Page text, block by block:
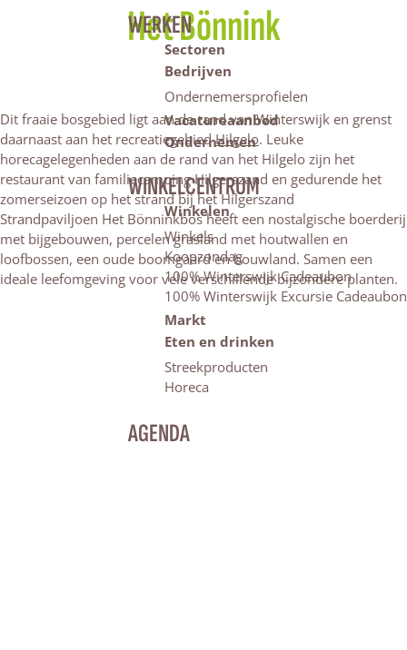
WERKEN
Sectoren
Bedrijven
Ondernemersprofielen
Vacatureaanbod
Ondernemen
WINKELCENTRUM
Winkelen
Winkels
Koopzondag
100% Winterswijk Cadeaubon
100% Winterswijk Excursie Cadeaubon
Markt
Eten en drinken
Streekproducten
Horeca
AGENDA
Het Bönnink
Dit fraaie bosgebied ligt aan de rand van Winterswijk en grenst
daarnaast aan het recreatiegebiedHilgelo. Leuke
horecagelegenheden aan de rand van het Hilgelo zijn het
restaurant van familiecamping Hilgerszand en gedurende het
zomerseizoen op het strand bij het Hilgerszand
Strandpaviljoen Het Bönninkbos heeft een nostalgische boerderij
met bijgebouwen, percelen grasland met houtwallen en
loofbossen, een oude boomgaard en bouwland. Samen een
ideale leefomgeving voor vele verschillende bijzondere planten.